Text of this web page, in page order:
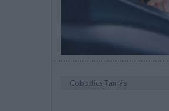
Gobodics Tamás